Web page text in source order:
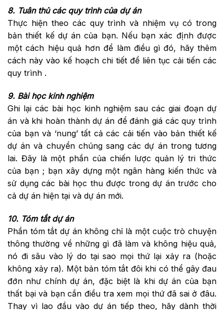
8. Tuân thủ các quy trình của dự án
Thực hiện theo các quy trình và nhiệm vụ có trong
bản thiết kế dự án của bạn. Nếu bạn xác định được
một cách hiệu quả hơn để làm điều gì đó, hãy thêm
cách này vào kế hoạch chi tiết để liên tục cải tiến các
quy trình .
9. Bài học kinh nghiệm
Ghi lại các bài học kinh nghiệm sau các giai đoạn dự
án và khi hoàn thành dự án để đánh giá các quy trình
của bạn và ‘nung’ tất cả các cải tiến vào bản thiết kế
dự án và chuyển chúng sang các dự án trong tương
lai. Đây là một phần của chiến lược quản lý tri thức
của bạn ; bạn xây dựng một ngân hàng kiến ​​thức và
sử dụng các bài học thu được trong dự án trước cho
cả dự án hiện tại và dự án mới.
10. Tóm tắt dự án
Phần tóm tắt dự án không chỉ là một cuộc trò chuyện
thông thường về những gì đã làm và không hiệu quả,
nó đi sâu vào lý do tại sao mọi thứ lại xảy ra (hoặc
không xảy ra). Một bản tóm tắt đôi khi có thể gây đau
đớn như chính dự án, đặc biệt là khi dự án của bạn
thất bại và bạn cần điều tra xem mọi thứ đã sai ở đâu.
Thay vì lao đầu vào dự án tiếp theo, hãy dành thời